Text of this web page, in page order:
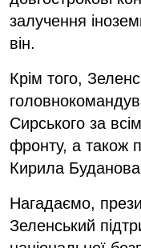
залучення
він.
Крім того,
Сирського за
фронту, а також
Кирила
Нагадаємо,
Зеленський